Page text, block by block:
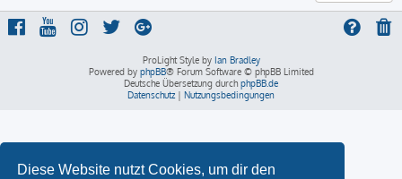
Diese Website nutzt Cookies, um dir den
ProLight Style by Ian Bradley
Powered by phpBB® Forum Software © phpBB Limited
Deutsche Übersetzung durch phpBB.de
Datenschutz | Nutzungsbedingungen